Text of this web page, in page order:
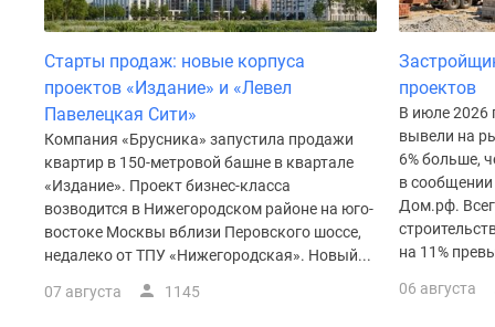
Рассрочка
Траншевая
ипотека
коттеджи
Коттеджные
поселки
Москве
Готовые
поселки
Старты продаж: новые корпуса
проектов «Издание» и «Левел
Павелецкая Сити»
Компания «Брусника» запустила продажи
квартир в 150-метровой башне в квартале
«Издание». Проект бизнес-класса
возводится в Нижегородском районе на юго-
востоке Москвы вблизи Перовского шоссе,
недалеко от ТПУ «Нижегородская». Новый...
07 августа 1145
проектов
В июле 2026
вывели на
6% больше,
в
Дом.рф.
на 11%
06 августа